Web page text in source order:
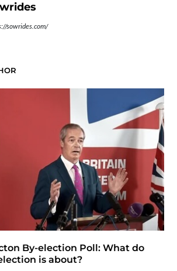
sowrides.com/
By-election Poll: What do
is about?